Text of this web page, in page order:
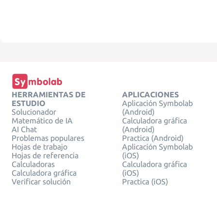
HERRAMIENTAS DE
ESTUDIO
Solucionador
Matemático de IA
AI Chat
Problemas populares
Hojas de trabajo
Hojas de referencia
Calculadoras
Calculadora gráfica
Verificar solución
APLICACIONES
Aplicación Symbolab
(Android)
Calculadora gráfica
(Android)
Practica (Android)
Aplicación Symbolab
(iOS)
Calculadora gráfica
(iOS)
Practica (iOS)